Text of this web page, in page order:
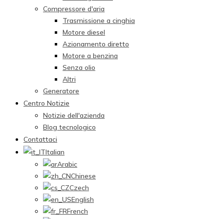
Compressore d'aria
Trasmissione a cinghia
Motore diesel
Azionamento diretto
Motore a benzina
Senza olio
Altri
Generatore
Centro Notizie
Notizie dell'azienda
Blog tecnologico
Contattaci
Italian
Arabic
Chinese
Czech
English
French